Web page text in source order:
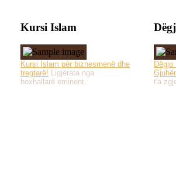
Kursi Islam
Kursi Islam për biznesmenë dhe
tregtarë! Ligjërata nga
hoxhallarë eminent.
t'a